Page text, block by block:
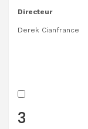
Directeur
Derek Cianfrance
3